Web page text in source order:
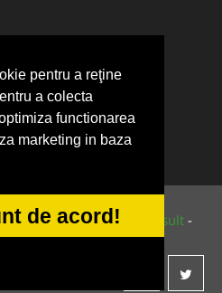
pentru a reţine
a colecta
functionarea
marketing in baza
de acord!
&Tokaido Consult -